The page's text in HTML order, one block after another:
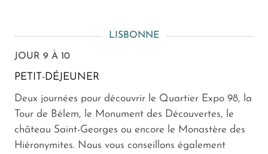
LISBONNE
JOUR 9 À 10
PETIT-DÉJEUNER
Deux journées pour découvrir le Quartier Expo 98, la
Tour de Bélem, le Monument des Découvertes, le
château Saint-Georges ou encore le Monastère des
Hiéronymites. Nous vous conseillons également